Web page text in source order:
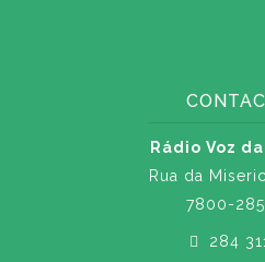
Rádio Voz
Rua da
7800-
284